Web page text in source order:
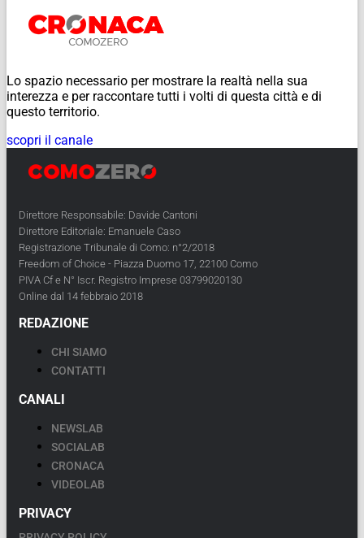
Lo spazio necessario per mostrare la realtà nella sua
interezza e per raccontare tutti i volti di questa città e di
questo territorio.
scopri il canale
Direttore Responsabile: Davide Cantoni
Direttore Editoriale: Emanuele Caso
Registrazione Tribunale di Como: n°2/2018
Freedom of Choice - Piazza Duomo 17, 22100 Como
PIVA Cf e N° Iscr. Registro Imprese 03799020130
Online dal 14 febbraio 2018
REDAZIONE
CHI SIAMO
CONTATTI
CANALI
NEWSLAB
SOCIALAB
CRONACA
VIDEOLAB
PRIVACY